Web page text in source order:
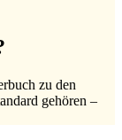
zu den
gehören –